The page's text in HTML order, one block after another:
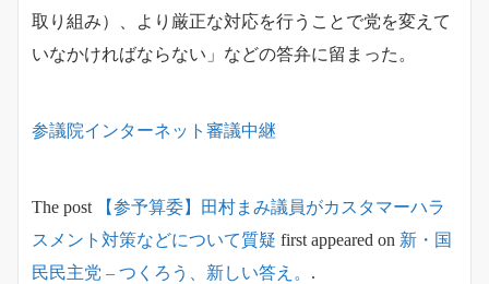
取り組み）、より厳正な対応を行うことで党を変えて
いなかければならない」などの答弁に留まった。
参議院インターネット審議中継
The post
【参予算委】田村まみ議員がカスタマーハラ
スメント対策などについて質疑 first appeared on 新・国
民民主党 – つくろう、新しい答え。 .